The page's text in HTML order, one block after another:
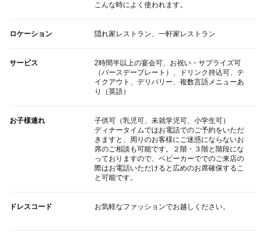
こんな時によく使われます。
ロケーション 隠れ家レストラン、一軒家レストラン
サービス
2時間半以上の宴会可、お祝い・サプライズ可
（バースデープレート）、ドリンク持込可、テ
イクアウト、デリバリー、複数言語メニューあ
り（英語）
お子様連れ
子供可（乳児可、未就学児可、小学生可）
ディナータイムではお電話でのご予約をいただ
きますと、周りのお客様にご迷惑にならないお
席のご相談も可能です。２階・３階と階段にな
っておりますので、ベビーカーででのご来店の
際はお電話いただけると広めのお席確保するこ
と可能です。
ドレスコード お気軽なファッションでお越しください。